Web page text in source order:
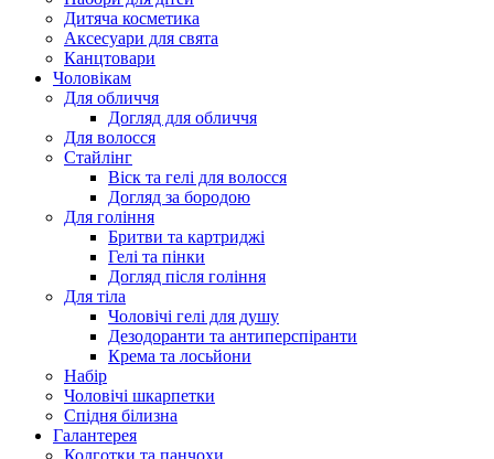
Дитяча косметика
Аксесуари для свята
Канцтовари
Чоловікам
Для обличчя
Догляд для обличчя
Для волосся
Стайлінг
Віск та гелі для волосся
Догляд за бородою
Для гоління
Бритви та картриджі
Гелі та пінки
Догляд після гоління
Для тіла
Чоловічі гелі для душу
Дезодоранти та антиперспіранти
Крема та лосьйони
Набір
Чоловічі шкарпетки
Спідня білизна
Галантерея
Колготки та панчохи